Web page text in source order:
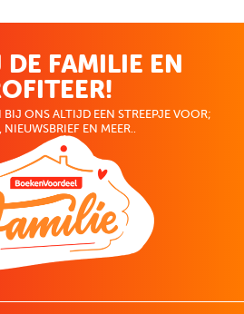
FAMILIE EN
BIJ ONS ALTIJD EEN STREEPJE VOOR;
EN MEER..